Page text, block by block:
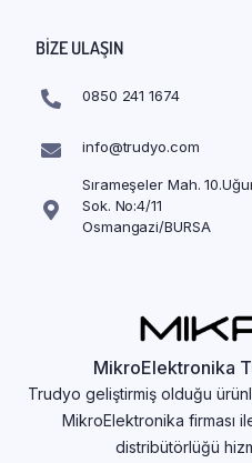
BIZE ULAŞIN
0850 241 1674
info@trudyo.com
Sırameşeler Mah.
Sok. No:4/11
Osmangazi/BURSA
MikroElektronika
Trudyo geliştirmiş olduğu
MikroElektronika firması
distribütörlüğü